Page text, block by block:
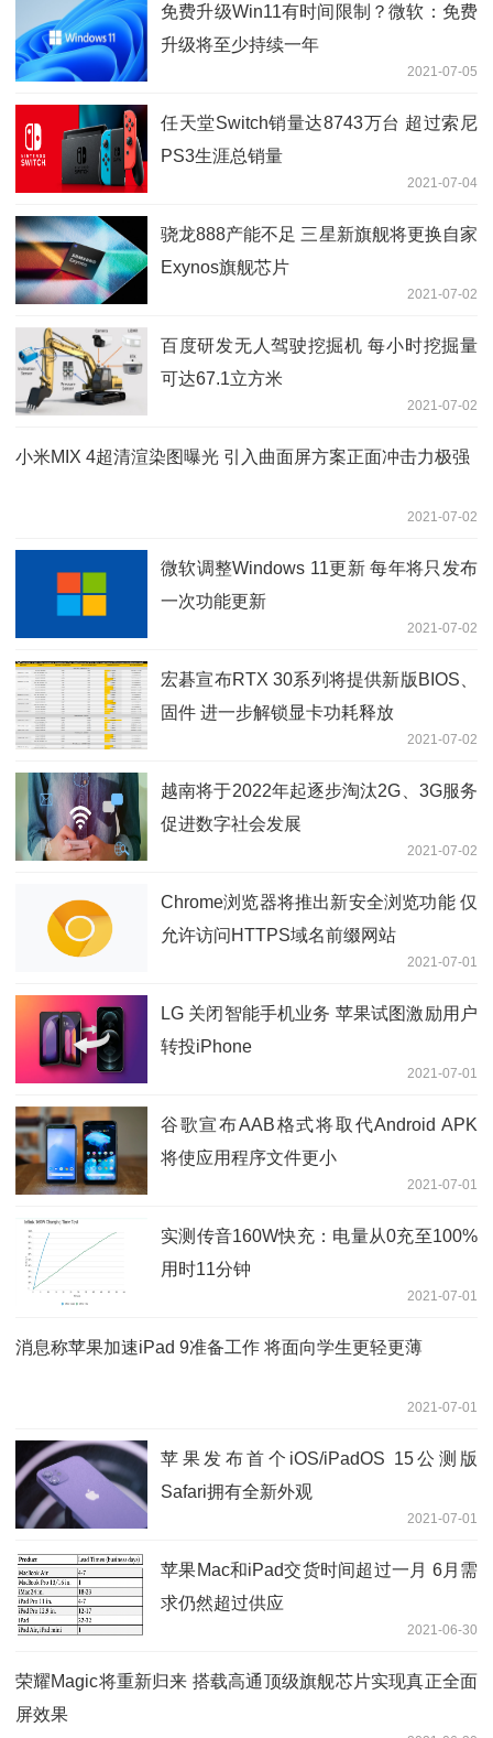
免费升级Win11有时间限制？微软：免费
升级将至少持续一年
2021-07-05
任天堂Switch销量达8743万台 超过索尼
PS3生涯总销量
2021-07-04
骁龙888产能不足 三星新旗舰将更换自家
Exynos旗舰芯片
2021-07-02
百度研发无人驾驶挖掘机 每小时挖掘量
可达67.1立方米
2021-07-02
小米MIX 4超清渲染图曝光 引入曲面屏方案正面冲击力极强
2021-07-02
微软调整Windows 11更新 每年将只发布
一次功能更新
2021-07-02
宏碁宣布RTX 30系列将提供新版BIOS、
固件 进一步解锁显卡功耗释放
2021-07-02
越南将于2022年起逐步淘汰2G、3G服务
促进数字社会发展
2021-07-02
Chrome浏览器将推出新安全浏览功能 仅
允许访问HTTPS域名前缀网站
2021-07-01
LG 关闭智能手机业务 苹果试图激励用户
转投iPhone
2021-07-01
谷歌宣布AAB格式将取代Android APK
将使应用程序文件更小
2021-07-01
实测传音160W快充：电量从0充至100%
用时11分钟
2021-07-01
消息称苹果加速iPad 9准备工作 将面向学生更轻更薄
2021-07-01
苹果发布首个iOS/iPadOS 15公测版
Safari拥有全新外观
2021-07-01
苹果Mac和iPad交货时间超过一月 6月需
求仍然超过供应
2021-06-30
荣耀Magic将重新归来 搭载高通顶级旗舰芯片实现真正全面
屏效果